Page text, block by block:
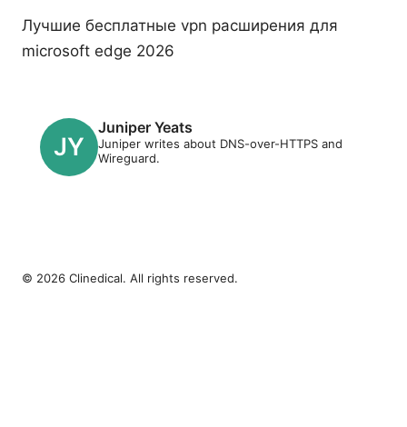
Лучшие бесплатные vpn расширения для
microsoft edge 2026
Juniper Yeats
Juniper writes about DNS-over-HTTPS and
Wireguard.
© 2026 Clinedical. All rights reserved.